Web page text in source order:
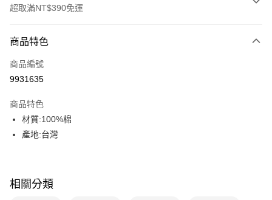
超取滿NT$390免運
POYA支付
信用卡一次付款
LINE Pay
Apple Pay
悠遊付
商品特色
商品編號
9931635
商品特色
材質:100%棉
產地:台灣
相關分類